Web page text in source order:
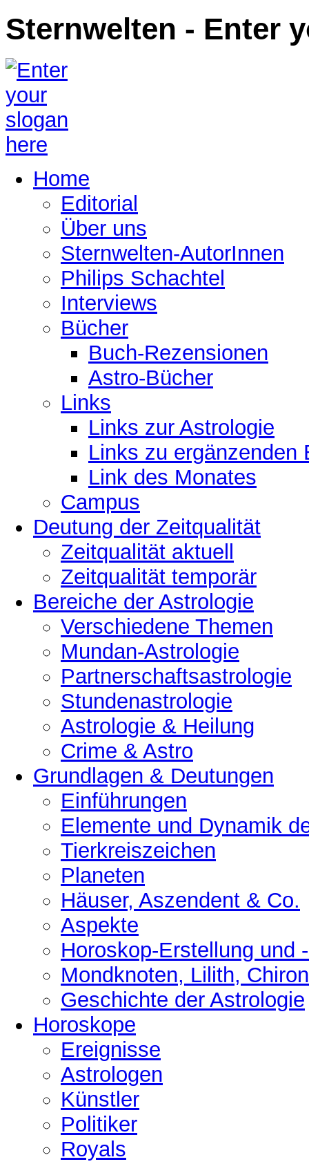
Sternwelten - Enter
Home
Editorial
Über uns
Sternwelten-AutorInnen
Philips Schachtel
Interviews
Bücher
Buch-Rezensionen
Astro-Bücher
Links
Links zur Astrologie
Links zu ergänzenden
Link des Monates
Campus
Deutung der Zeitqualität
Zeitqualität aktuell
Zeitqualität temporär
Bereiche der Astrologie
Verschiedene Themen
Mundan-Astrologie
Partnerschaftsastrologie
Stundenastrologie
Astrologie & Heilung
Crime & Astro
Grundlagen & Deutungen
Einführungen
Elemente und Dynamik
Tierkreiszeichen
Planeten
Häuser, Aszendent & Co.
Aspekte
Horoskop-Erstellung und
Mondknoten, Lilith,
Geschichte der Astrologie
Horoskope
Ereignisse
Astrologen
Künstler
Politiker
Royals